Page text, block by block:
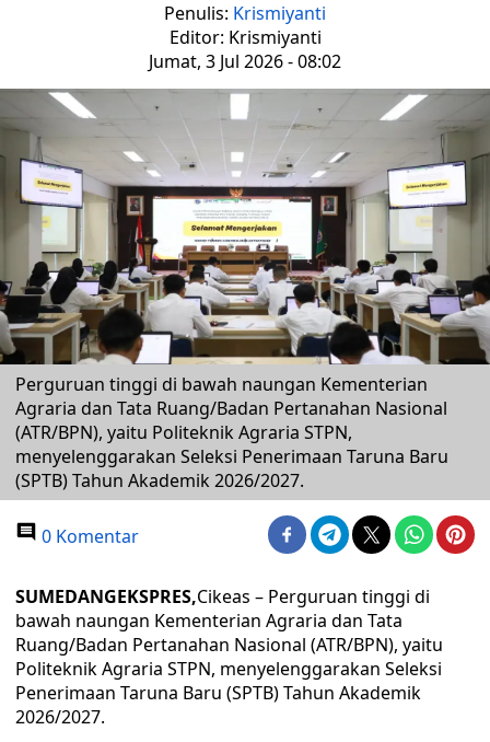
Penulis: Krismiyanti
Editor: Krismiyanti
Jumat, 3 Jul 2026 - 08:02
Perguruan tinggi di bawah naungan Kementerian
Agraria dan Tata Ruang/Badan Pertanahan Nasional
(ATR/BPN), yaitu Politeknik Agraria STPN,
menyelenggarakan Seleksi Penerimaan Taruna Baru
(SPTB) Tahun Akademik 2026/2027.
0 Komentar
SUMEDANGEKSPRES,Cikeas – Perguruan tinggi di
bawah naungan Kementerian Agraria dan Tata
Ruang/Badan Pertanahan Nasional (ATR/BPN), yaitu
Politeknik Agraria STPN, menyelenggarakan Seleksi
Penerimaan Taruna Baru (SPTB) Tahun Akademik
2026/2027.